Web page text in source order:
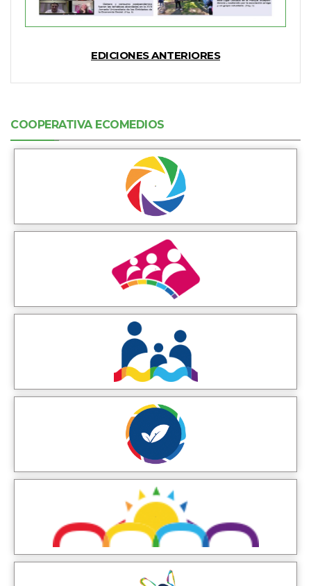
EDICIONES ANTERIORES
COOPERATIVA ECOMEDIOS